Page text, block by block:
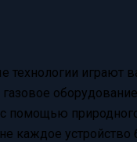
технологии играют
помощью
каждое устройство